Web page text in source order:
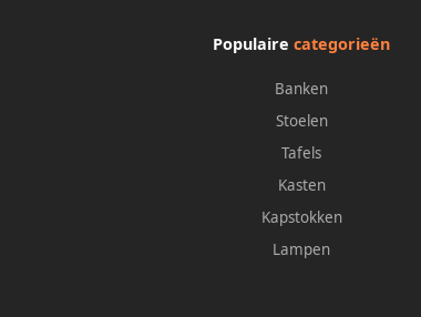
Populairecategorieën
Banken
Stoelen
Tafels
Kasten
Kapstokken
Lampen